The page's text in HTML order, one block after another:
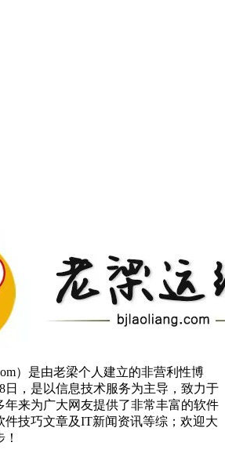
）是由老梁个人建立的非营利性博
日，是以信息技术服务为主导，致力于
年来为广大网友提供了非常丰富的软件
件技巧文章及IT新闻资讯等综；欢迎大